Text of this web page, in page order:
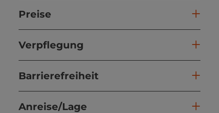
Preise
Verpflegung
Barrierefreiheit
Anreise/Lage